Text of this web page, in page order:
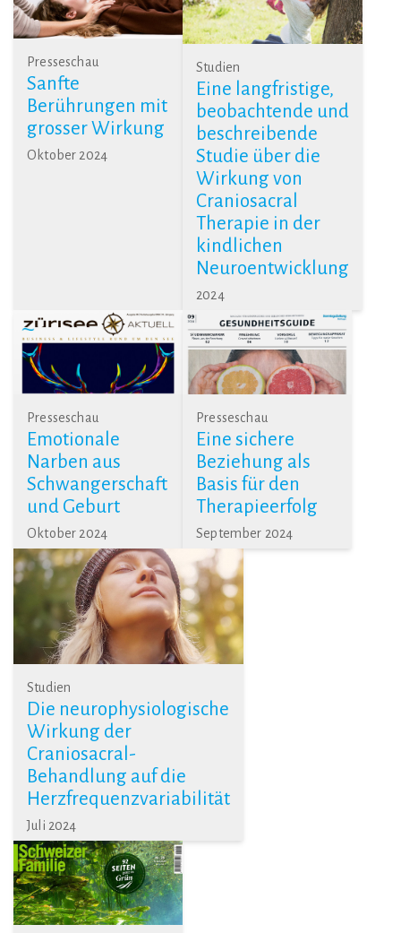
Presseschau
Sanfte
Berührungen mit
grosser Wirkung
Oktober 2024
Studien
Eine langfristige,
beobachtende und
beschreibende
Studie über die
Wirkung von
Craniosacral
Therapie in der
kindlichen
Neuroentwicklung
2024
Presseschau
Emotionale
Narben aus
Schwangerschaft
und Geburt
Oktober 2024
Presseschau
Eine sichere
Beziehung als
Basis für den
Therapieerfolg
September 2024
Studien
Die neurophysiologische
Wirkung der
Craniosacral-
Behandlung auf die
Herzfrequenzvariabilität
Juli 2024